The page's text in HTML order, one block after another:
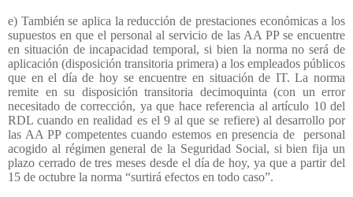
e) También se aplica la reducción de prestaciones económicas a los
supuestos en que el personal al servicio de las AA PP se encuentre
en situación de incapacidad temporal, si bien la norma no será de
aplicación (disposición transitoria primera) a los empleados públicos
que en el día de hoy se encuentre en situación de IT. La norma
remite en su disposición transitoria decimoquinta (con un error
necesitado de corrección, ya que hace referencia al artículo 10 del
RDL cuando en realidad es el 9 al que se refiere) al desarrollo por
las AA PP competentes cuando estemos en presencia de
personal
acogido al régimen general de la Seguridad Social, si bien fija un
plazo cerrado de tres meses desde el día de hoy, ya que a partir del
15 de octubre la norma “surtirá efectos en todo caso”.